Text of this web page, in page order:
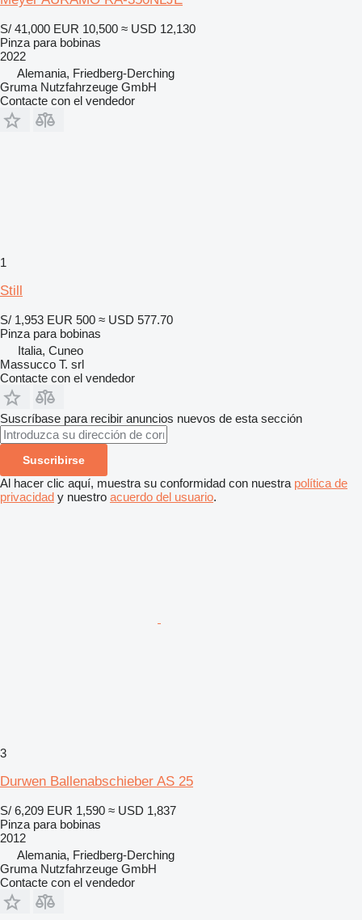
S/ 41,000 EUR 10,500 ≈ USD 12,130
Pinza para bobinas
2022
Alemania, Friedberg-Derching
Gruma Nutzfahrzeuge GmbH
Contacte con el vendedor
1
Still
S/ 1,953 EUR 500 ≈ USD 577.70
Pinza para bobinas
Italia, Cuneo
Massucco T. srl
Contacte con el vendedor
Suscríbase para recibir anuncios nuevos de esta sección
Suscribirse
Al hacer clic aquí, muestra su conformidad con nuestra política de
privacidad y nuestro acuerdo del usuario.
3
Durwen Ballenabschieber AS 25
S/ 6,209 EUR 1,590 ≈ USD 1,837
Pinza para bobinas
2012
Alemania, Friedberg-Derching
Gruma Nutzfahrzeuge GmbH
Contacte con el vendedor